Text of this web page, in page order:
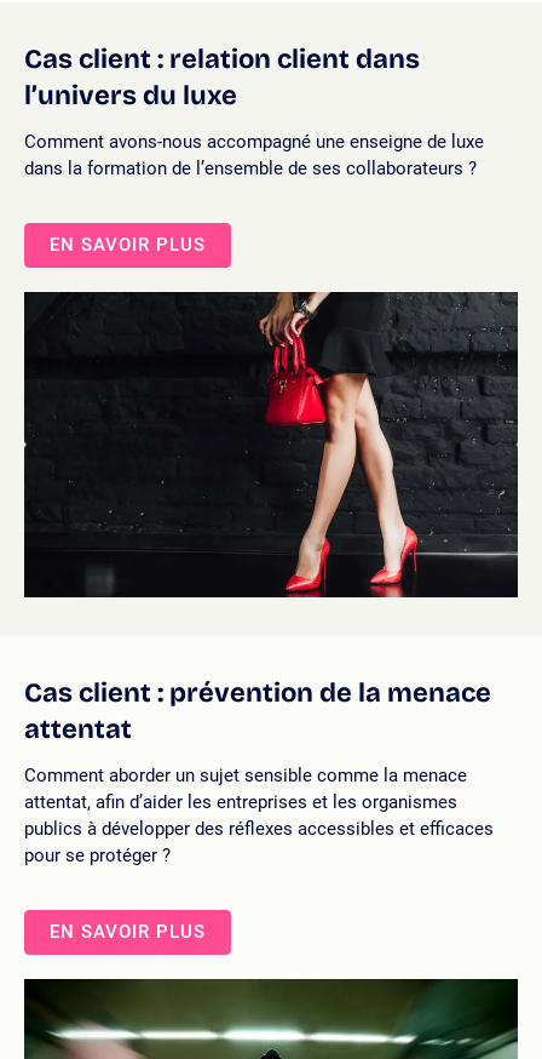
Cas client : relation client dans
l’univers du luxe
Comment avons-nous accompagné une enseigne de luxe
dans la formation de l’ensemble de ses collaborateurs ?
EN SAVOIR PLUS
Cas client : prévention de la menace
attentat
Comment aborder un sujet sensible comme la menace
attentat, afin d’aider les entreprises et les organismes
publics à développer des réflexes accessibles et efficaces
pour se protéger ?
EN SAVOIR PLUS